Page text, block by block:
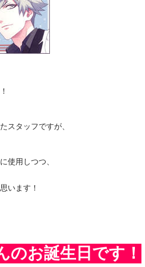
スタッフですが、
使用しつつ、
います！
のお誕生日です！